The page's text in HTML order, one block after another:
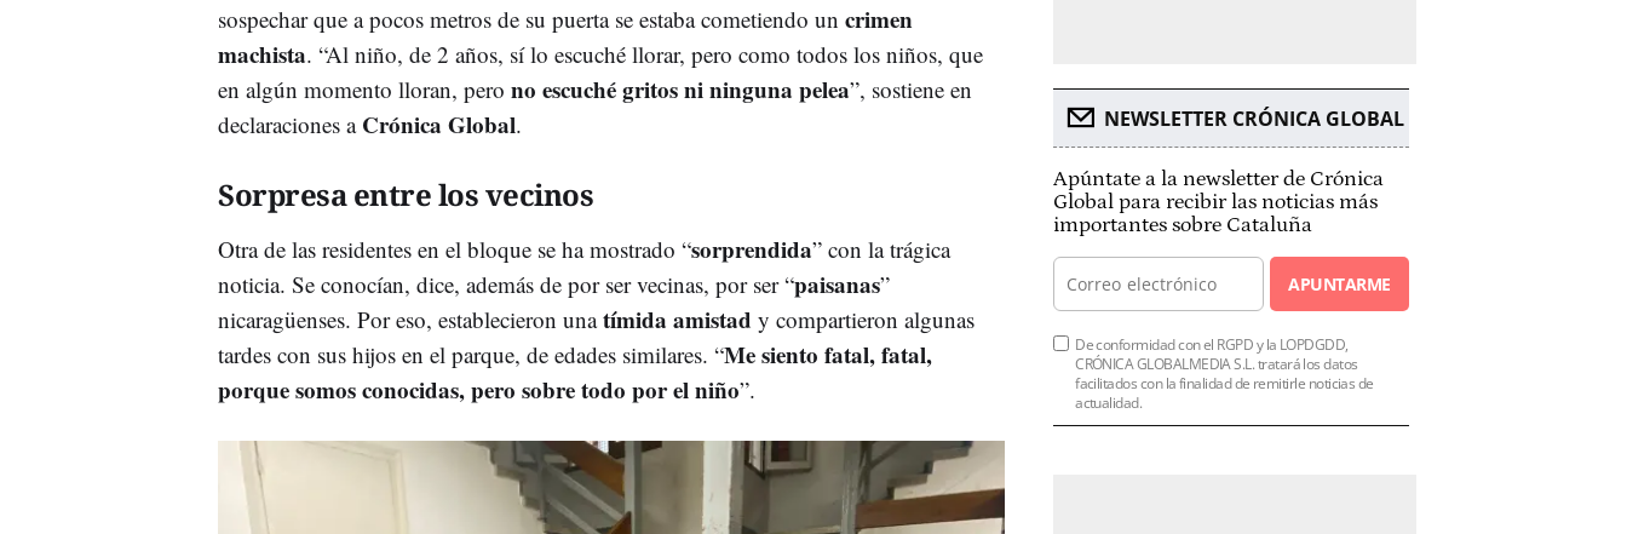
sospechar que a pocos metros de su puerta se estaba cometiendo un crimen
machista. “Al niño, de 2 años, sí lo escuché llorar, pero como todos los niños, que
en algún momento lloran, pero no escuché gritos ni ninguna pelea”, sostiene en
declaraciones a Crónica Global.
Sorpresa entre los vecinos
Otra de las residentes en el bloque se ha mostrado “sorprendida” con la trágica
noticia. Se conocían, dice, además de por ser vecinas, por ser “paisanas”
nicaragüenses. Por eso, establecieron unatímida amistad y compartieron algunas
tardes con sus hijos en el parque, de edades similares. “Me siento fatal, fatal,
porque somos conocidas, pero sobre todo por el niño”.
NEWSLETTER CRÓNICA GLOBAL
Apúntate a la newsletter de Crónica
Global para recibir las noticias más
importantes sobre Cataluña
APUNTARME
De conformidad con el RGPD y la LOPDGDD,
CRÓNICA GLOBALMEDIA S.L. tratará los datos
facilitados con la finalidad de remitirle noticias de
actualidad.